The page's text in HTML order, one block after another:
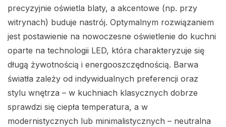
precyzyjnie oświetla blaty, a akcentowe (np. przy
witrynach) buduje nastrój. Optymalnym rozwiązaniem
jest postawienie na nowoczesne oświetlenie do kuchni
oparte na technologii LED, która charakteryzuje się
długą żywotnością i energooszczędnością. Barwa
światła zależy od indywidualnych preferencji oraz
stylu wnętrza – w kuchniach klasycznych dobrze
sprawdzi się ciepła temperatura, a w
modernistycznych lub minimalistycznych – neutralna